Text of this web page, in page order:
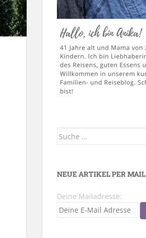
Suche
NEUE ARTIKEL PER MAIL
Deine Mailadresse: